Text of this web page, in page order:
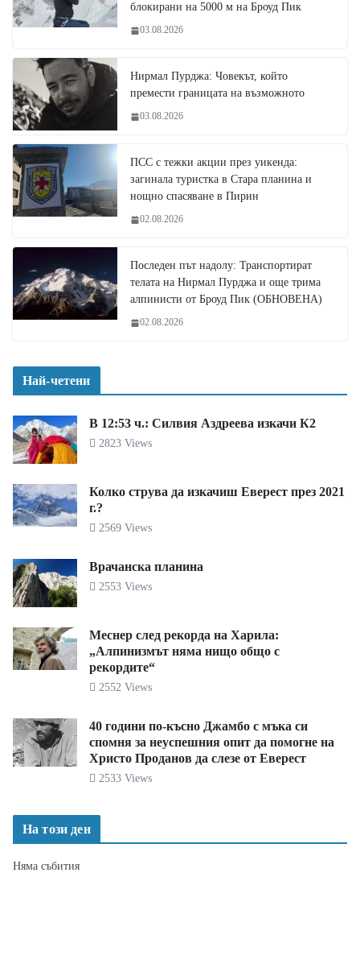
блокирани на 5000 м на Броуд Пик
03.08.2026
Нирмал Пурджа: Човекът, който
премести границата на възможното
03.08.2026
ПСС с тежки акции през уикенда:
загинала туристка в Стара планина и
нощно спасяване в Пирин
02.08.2026
Последен път надолу: Транспортират
телата на Нирмал Пурджа и още трима
алпинисти от Броуд Пик (ОБНОВЕНА)
02.08.2026
Най-четени
В 12:53 ч.: Силвия Аздреева изкачи К2
2823 Views
Колко струва да изкачиш Еверест през 2021
г.?
2569 Views
Врачанска планина
2553 Views
Меснер след рекорда на Харила:
„Алпинизмът няма нищо общо с
рекордите“
2552 Views
40 години по-късно Джамбо с мъка си
спомня за неуспешния опит да помогне на
Христо Проданов да слезе от Еверест
2533 Views
На този ден
Няма събития